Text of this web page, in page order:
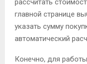
рассчитать
главной странице
указать сумму
автоматический
Конечно, для